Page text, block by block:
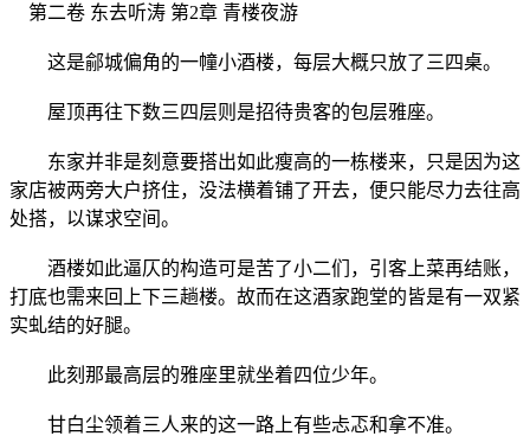
第二卷 东去听涛 第2章 青楼夜游
这是鄃城偏角的一幢小酒楼，每层大概只放了三四桌。
屋顶再往下数三四层则是招待贵客的包层雅座。
东家并非是刻意要搭出如此瘦高的一栋楼来，只是因为这
家店被两旁大户挤住，没法横着铺了开去，便只能尽力去往高
处搭，以谋求空间。
酒楼如此逼仄的构造可是苦了小二们，引客上菜再结账，
打底也需来回上下三趟楼。故而在这酒家跑堂的皆是有一双紧
实虬结的好腿。
此刻那最高层的雅座里就坐着四位少年。
甘白尘领着三人来的这一路上有些忐忑和拿不准。